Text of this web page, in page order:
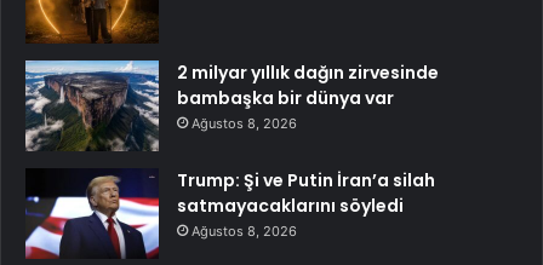
2 milyar yıllık dağın zirvesinde
bambaşka bir dünya var
Ağustos 8, 2026
Trump: Şi ve Putin İran’a silah
satmayacaklarını söyledi
Ağustos 8, 2026